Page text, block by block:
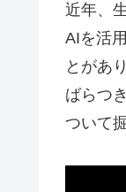
近年、
AIを活
とがあ
ばらつ
ついて